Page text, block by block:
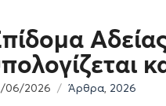
06/2026 Άρθρα 2026